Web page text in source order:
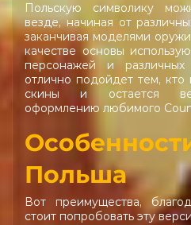
Польскую символику
везде, начиная от
заканчивая моделями
качестве основы
персонажей и
отлично подойдет тем,
скины и остается
оформлению любимого
Польша
Вот преимущества,
стоит попробовать эту